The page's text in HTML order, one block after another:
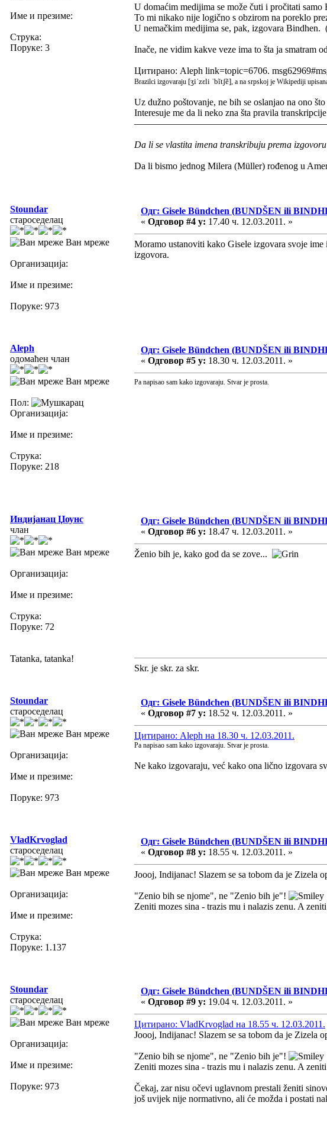
Име и презиме:
Струка:
Поруке: 3
U domaćim medijima se može čuti i pročitati samo
To mi nikako nije logično s obzirom na poreklo
U nemačkim medijima se, pak, izgovara Bindhen.
Inače, ne vidim kakve veze ima to šta ja smatram
Цитирано: Aleph link=topic=6706.
Brazilci izgovaraju [ʒiˈzɛli ˈbĩtʃẽ], a na srpskoj je Wikipediji
Uz dužno poštovanje, ne bih se oslanjao na ono
Interesuje me da li neko zna šta pravila
Da li se vlastita imena transkribuju prema
Da li bismo jednog Milera (Müller) rođenog u
Stoundar
староседелац
Ван мреже
Организација:
Име и презиме:
Поруке: 973
Одг: Gisele Bündchen (BUNDŠEN ili
« Одговор #4 у: 17.40 ч. 12.03.2011. »
Moramo ustanoviti kako Gisele izgovara svoje
izgovora.
Aleph
одомаћен члан
Ван мреже
Пол:
Организација:
Име и презиме:
Струка:
Поруке: 218
Одг: Gisele Bündchen (BUNDŠEN ili
« Одговор #5 у: 18.30 ч. 12.03.2011. »
Pa napisao sam kako izgovaraju. Stvar je prosta.
Индијанац Џоунс
члан
Ван мреже
Организација:
Име и презиме:
Струка:
Поруке: 72
Tatanka, tatanka!
Одг: Gisele Bündchen (BUNDŠEN ili
« Одговор #6 у: 18.47 ч. 12.03.2011. »
Ženio bih je, kako god da se zove...
Skr. je skr. za skr.
Stoundar
староседелац
Ван мреже
Организација:
Име и презиме:
Поруке: 973
Одг: Gisele Bündchen (BUNDŠEN ili
« Одговор #7 у: 18.52 ч. 12.03.2011. »
Цитирано: Aleph на 18.30 ч. 12.03.2011.
Pa napisao sam kako izgovaraju. Stvar je prosta.
Ne kako izgovaraju, već kako ona lično izgovara
VladKrvoglad
староседелац
Ван мреже
Организација:
Име и презиме:
Струка:
Поруке: 1.137
Одг: Gisele Bündchen (BUNDŠEN ili
« Одговор #8 у: 18.55 ч. 12.03.2011. »
Joooj, Indijanac! Slazem se sa tobom da je Zizela
"Zenio bih se njome", ne "Zenio bih je"!
Zeniti mozes sina - trazis mu i nalazis zenu. A
Stoundar
староседелац
Ван мреже
Организација:
Име и презиме:
Поруке: 973
Одг: Gisele Bündchen (BUNDŠEN ili
« Одговор #9 у: 19.04 ч. 12.03.2011. »
Цитирано: VladKrvoglad на 18.55 ч. 12.03.2011.
Joooj, Indijanac! Slazem se sa tobom da je Zizela
"Zenio bih se njome", ne "Zenio bih je"!
Zeniti mozes sina - trazis mu i nalazis zenu. A
Čekaj, zar nisu očevi uglavnom prestali ženiti
još uvijek nije normativno, ali će možda i postati